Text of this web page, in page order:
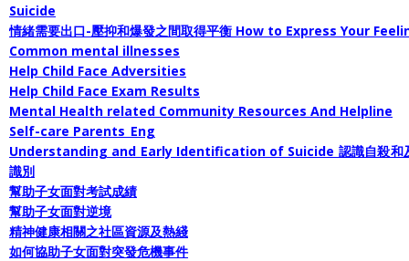
Suicide
情緒需要出口-壓抑和爆發之間取得平衡 How to Express Your
Common mental illnesses
Help Child Face Adversities
Help Child Face Exam Results
Mental Health related Community Resources And Helpline
Self-care Parents_Eng
Understanding and Early Identification of Suicide 認識自殺和
識別
幫助子女面對考試成績
幫助子女面對逆境
精神健康相關之社區資源及熱綫
如何協助子女面對突發危機事件